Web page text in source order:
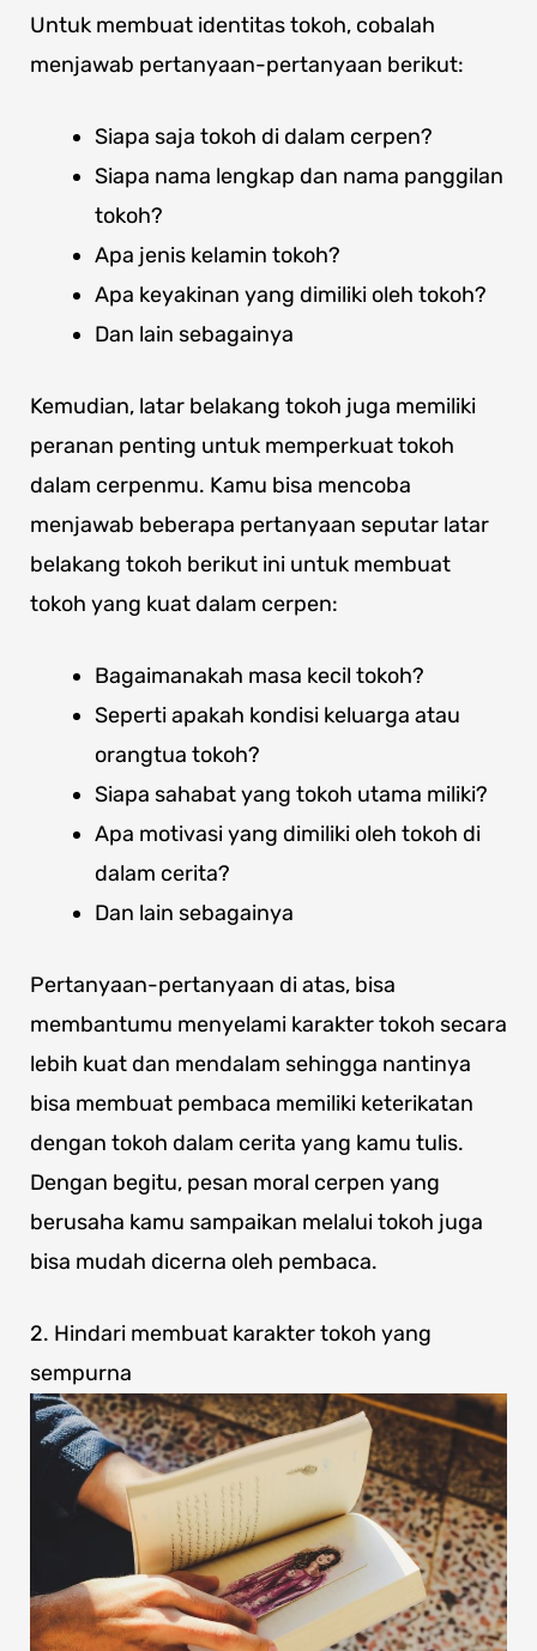
Untuk membuat identitas tokoh, cobalah
menjawab pertanyaan-pertanyaan berikut:
Siapa saja tokoh di dalam cerpen?
Siapa nama lengkap dan nama panggilan
tokoh?
Apa jenis kelamin tokoh?
Apa keyakinan yang dimiliki oleh tokoh?
Dan lain sebagainya
Kemudian, latar belakang tokoh juga memiliki
peranan penting untuk memperkuat tokoh
dalam cerpenmu. Kamu bisa mencoba
menjawab beberapa pertanyaan seputar latar
belakang tokoh berikut ini untuk membuat
tokoh yang kuat dalam cerpen:
Bagaimanakah masa kecil tokoh?
Seperti apakah kondisi keluarga atau
orangtua tokoh?
Siapa sahabat yang tokoh utama miliki?
Apa motivasi yang dimiliki oleh tokoh di
dalam cerita?
Dan lain sebagainya
Pertanyaan-pertanyaan di atas, bisa
membantumu menyelami karakter tokoh secara
lebih kuat dan mendalam sehingga nantinya
bisa membuat pembaca memiliki keterikatan
dengan tokoh dalam cerita yang kamu tulis.
Dengan begitu, pesan moral cerpen yang
berusaha kamu sampaikan melalui tokoh juga
bisa mudah dicerna oleh pembaca.
2. Hindari membuat karakter tokoh yang
sempurna